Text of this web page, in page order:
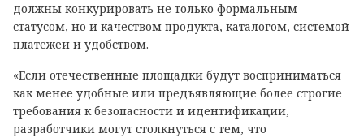
должны конкурировать не только формальным
статусом, но и качеством продукта, каталогом, системой
платежей и удобством.
«Если отечественные площадки будут восприниматься
как менее удобные или предъявляющие более строгие
требования к безопасности и идентификации,
разработчики могут столкнуться с тем, что